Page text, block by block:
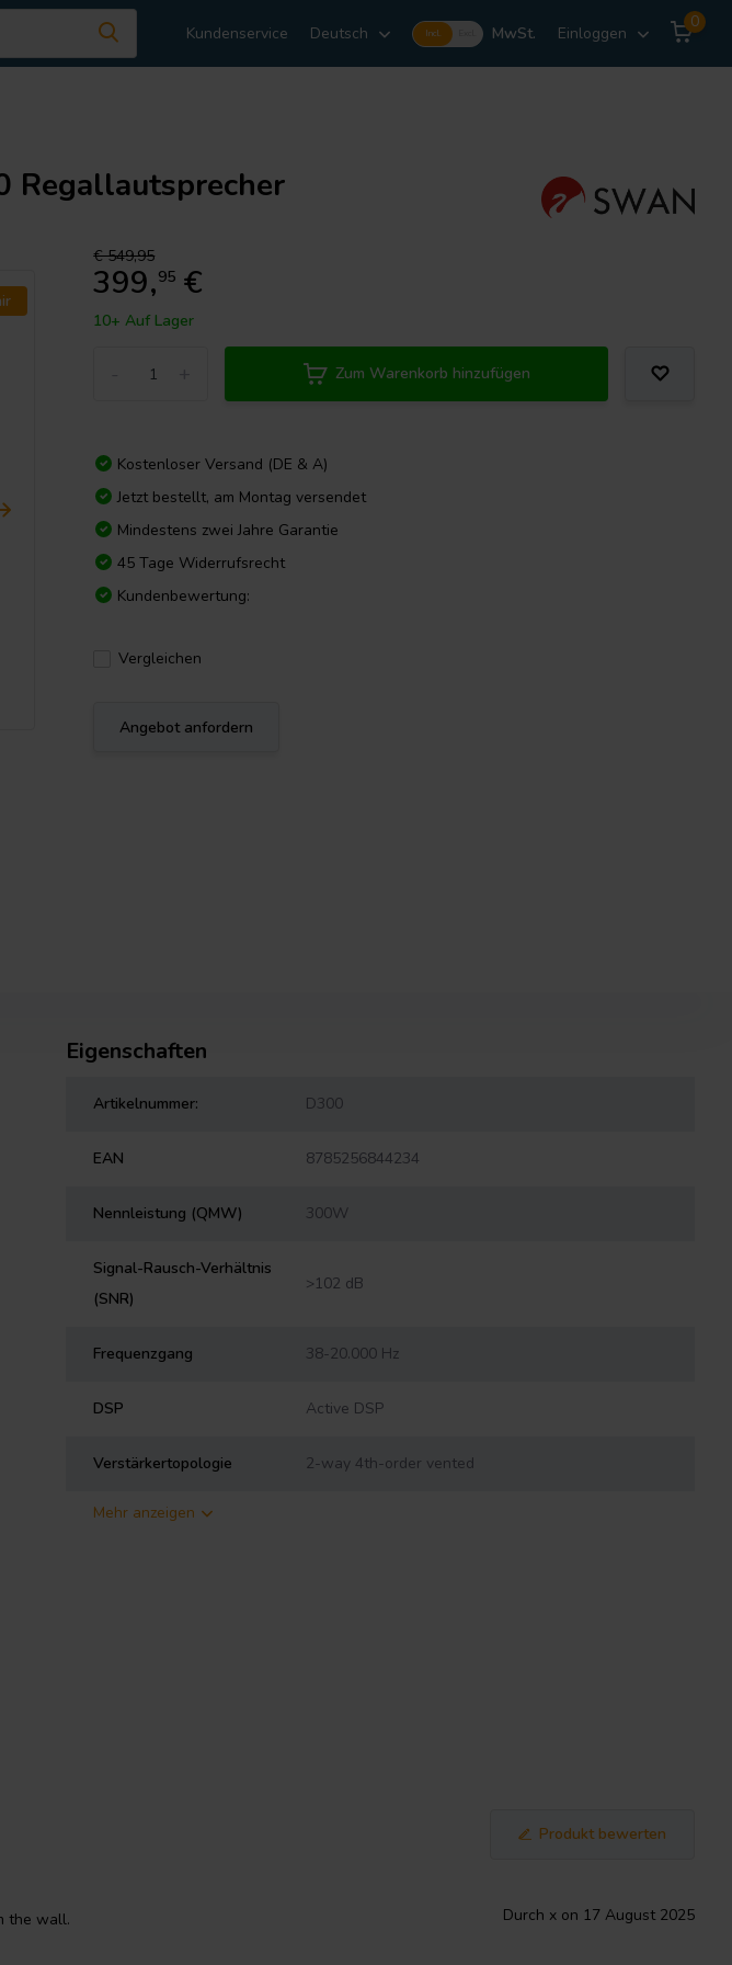
Kundenservice Deutsch Incl. MwSt. Einloggen
0
Regallautsprecher
€ 549,95
399,95 €
10+ Auf Lager
Zum Warenkorb hinzufügen
Kostenloser Versand (DE & A)
Jetzt bestellt, am Montag versendet
Mindestens zwei Jahre Garantie
45 Tage Widerrufsrecht
Kundenbewertung:
Vergleichen
Angebot anfordern
Eigenschaften
Artikelnummer: D300
EAN 8785256844234
Nennleistung (QMW) 300W
Signal-Rausch-Verhältnis
(SNR)
>102 dB
Frequenzgang 38-20.000 Hz
DSP Active DSP
Verstärkertopologie 2-way 4th-order vented
Mehr anzeigen
Produkt bewerten
the wall. Durch x on 17 August 2025